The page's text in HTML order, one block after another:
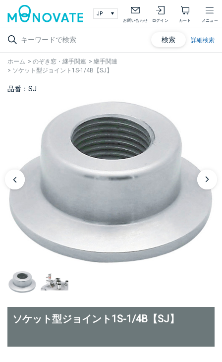
お問い合わせ ログイン カート メニュー
検索 詳細検索
ホーム > のぞき窓・継手関連 > 継手関連
> ソケット型ジョイント1S-1/4B【SJ】
品番：SJ
ソケット型ジョイント1S-1/4B【SJ】